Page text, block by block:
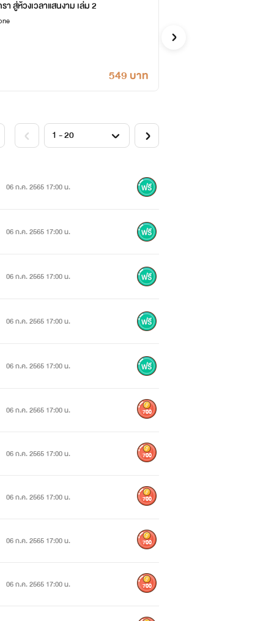
สู่ห้วงเวลาแสนงาม เล่ม 2
549 บาท
06 ก.ค. 2565 17:00 น.
06 ก.ค. 2565 17:00 น.
06 ก.ค. 2565 17:00 น.
06 ก.ค. 2565 17:00 น.
06 ก.ค. 2565 17:00 น.
06 ก.ค. 2565 17:00 น. 700
06 ก.ค. 2565 17:00 น. 700
06 ก.ค. 2565 17:00 น. 700
06 ก.ค. 2565 17:00 น. 700
06 ก.ค. 2565 17:00 น. 700